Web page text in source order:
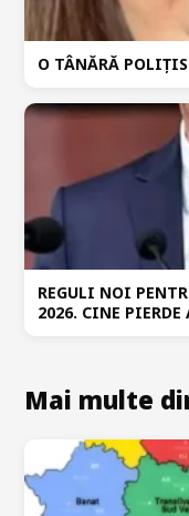
O TÂNĂRĂ
REGULI NOI
2026. CINE PIERDE
Mai multe